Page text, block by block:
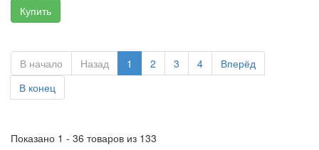
Купить
В начало Назад 1 2 3 4
Вперёд
В конец
Показано 1 - 36 товаров из 133